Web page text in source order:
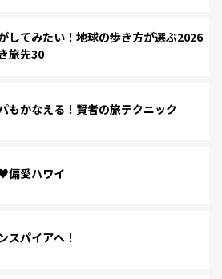
してみたい！地球の歩き方が選ぶ2026
旅先30
もかなえる！賢者の旅テクニック
偏愛ハワイ
スパイアへ！